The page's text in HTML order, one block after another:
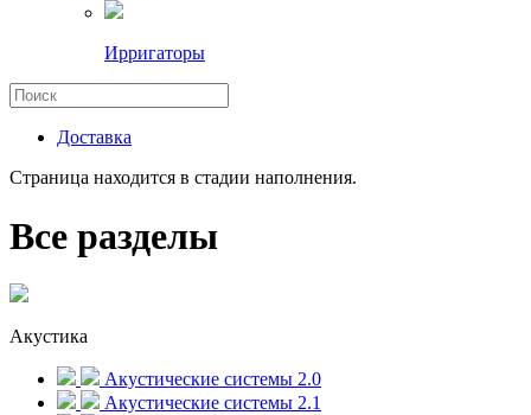
Ирригаторы
Доставка
Страница находится в стадии наполнения.
Все разделы
Акустика
Акустические системы 2.0
Акустические системы 2.1